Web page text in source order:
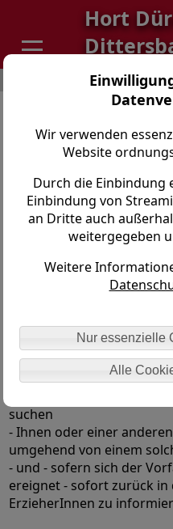
Wir verwenden
Website
Durch die Einbindung
Einbindung von
an Dritte auch
weitergegeben
Weitere
Nur essenzielle
Alle
Hort
Hort Dürrröhrsdorf-
Liebe Eltern,
aus aktuellem Anlass
für den Umgang mit
sensibilisieren. Erneut
Heimweg von einer
angesprochen. Den
Bitte sprechen Sie mit
Fahrzeug einzusteigen
- keine Geschenke oder
unbekannten Personen
- sich in einer solchen
suchen
- Ihnen oder einer
umgehend von einem
- und - sofern sich der
ereignet - sofort zurück
ErzieherInnen zu